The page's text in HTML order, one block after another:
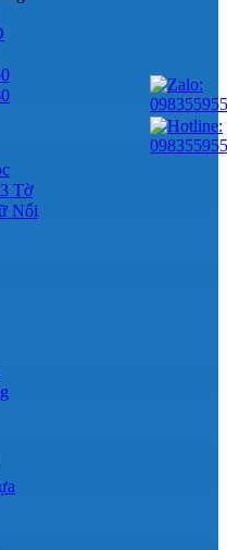
Tờ
Nổi